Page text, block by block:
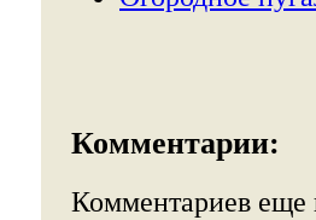
Комментарии:
Комментариев еще